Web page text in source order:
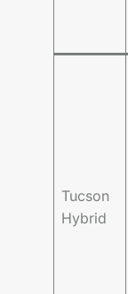
Tucson
Hybrid